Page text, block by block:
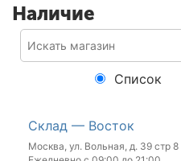
Наличие
Список
Склад — Восток
Москва, ул. Вольная, д. 39 стр 8